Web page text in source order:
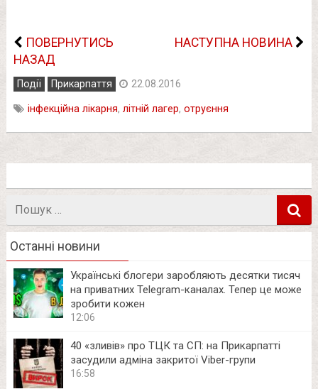
ПОВЕРНУТИСЬ
НАЗАД
НАСТУПНА НОВИНА
Події Прикарпаття 22.08.2016
інфекційна лікарня, літній лагер, отруєння
Пошук
Останні новини
Українські блогери заробляють десятки тисяч
на приватних Telegram-каналах. Тепер це може
зробити кожен
12:06
40 «зливів» про ТЦК та СП: на Прикарпатті
засудили адміна закритої Viber-групи
16:58